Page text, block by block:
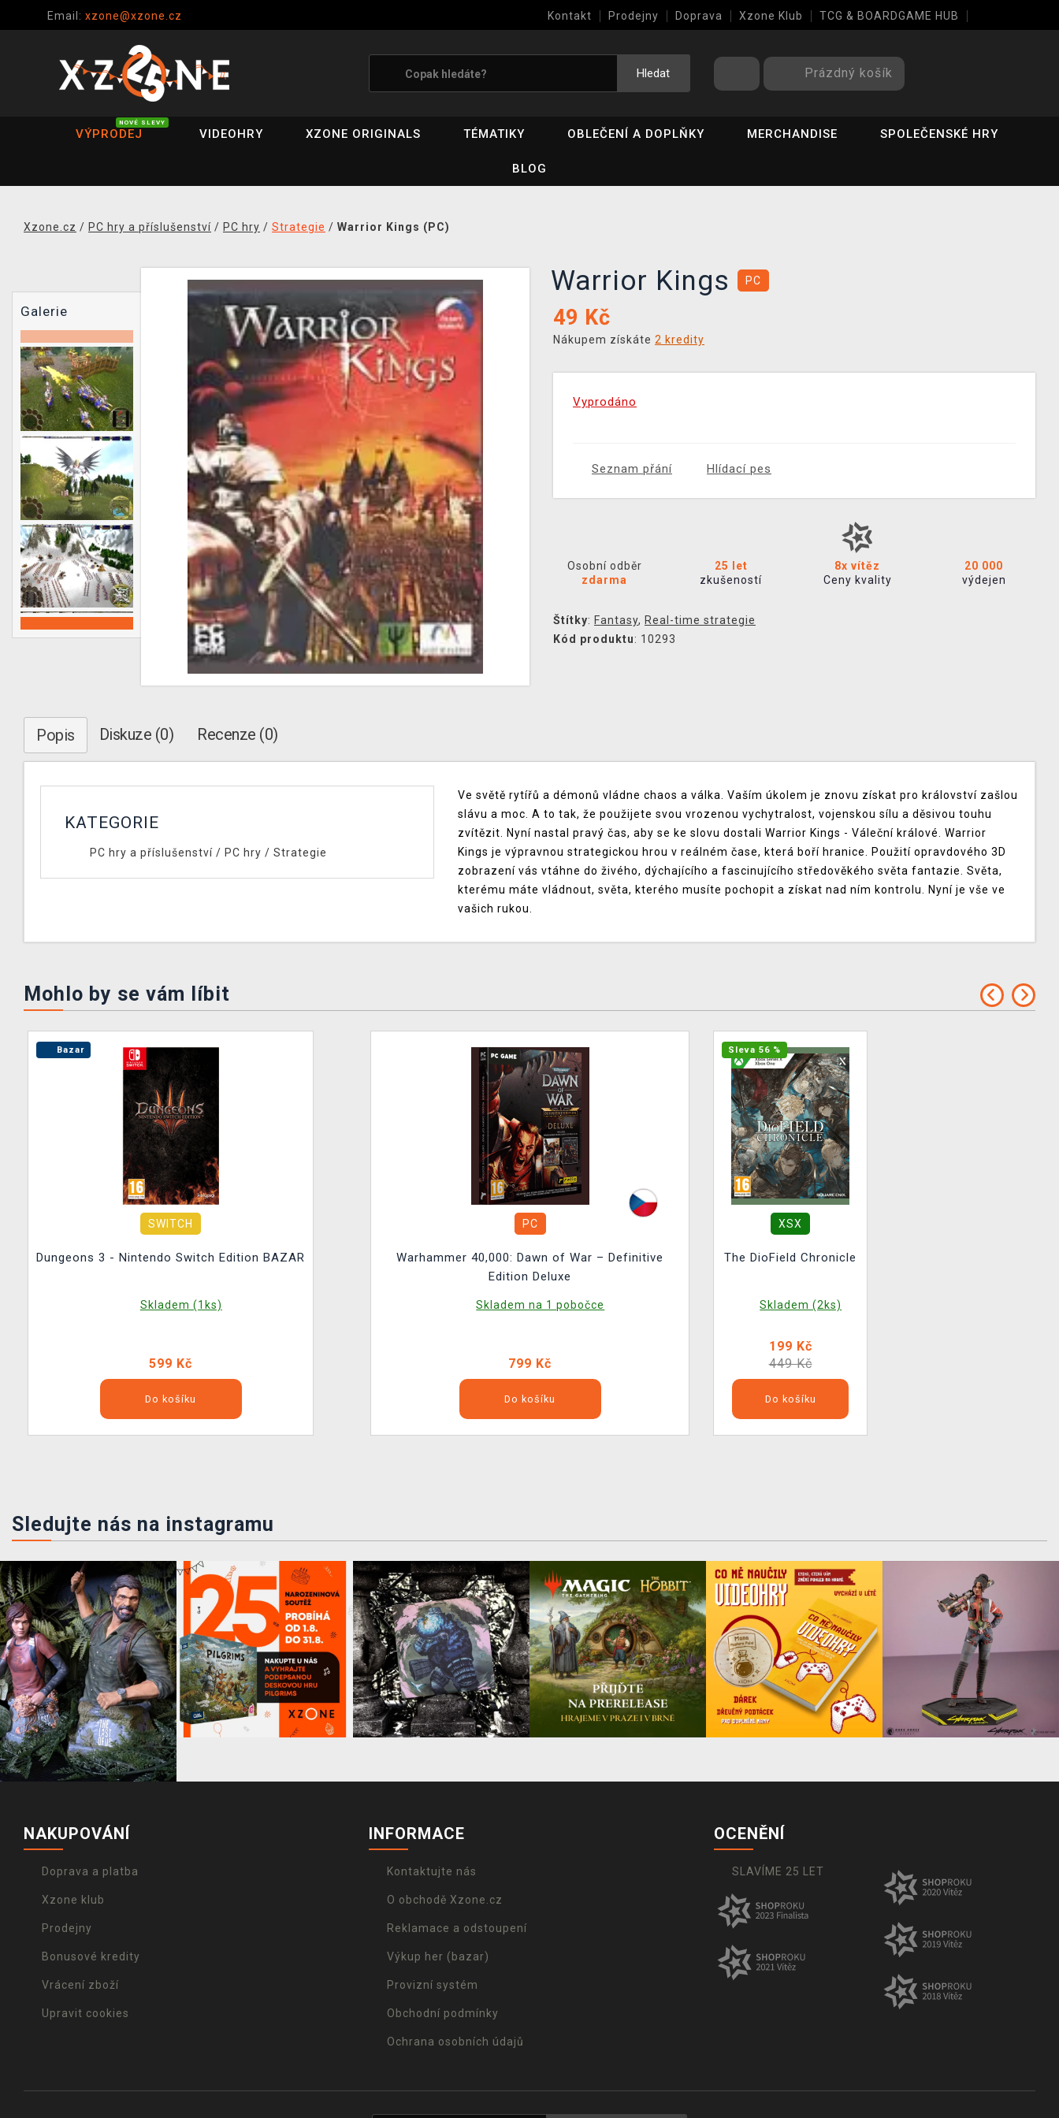
Email: xzone@xzone.cz Kontakt Prodejny Doprava Xzone Klub TCG & BOARDGAME HUB
Hledat Prázdný košík
VÝPRODEJ
NOVÉ SLEVY
VIDEOHRY XZONE ORIGINALS TÉMATIKY OBLEČENÍ A DOPLŇKY MERCHANDISE SPOLEČENSKÉ HRY
BLOG
Xzone.cz / PC hry a příslušenství / PC hry / Strategie / Warrior Kings (PC)
Galerie
Warrior Kings PC
49 Kč
Nákupem získáte 2 kredity
Vyprodáno
Seznam přání Hlídací pes
Osobní odběr
zdarma
25 let
zkušeností
8x vítěz
Ceny kvality
20 000
výdejen
Štítky: Fantasy, Real-time strategie
Kód produktu: 10293
Popis Diskuze (0) Recenze (0)
KATEGORIE
PC hry a příslušenství/ PC hry / Strategie
Ve světě rytířů a démonů vládne chaos a válka. Vaším úkolem je znovu získat pro království zašlou
slávu a moc. A to tak, že použijete svou vrozenou vychytralost, vojenskou sílu a děsivou touhu
zvítězit. Nyní nastal pravý čas, aby se ke slovu dostali Warrior Kings - Váleční králové. Warrior
Kings je výpravnou strategickou hrou v reálném čase, která boří hranice. Použití opravdového 3D
zobrazení vás vtáhne do živého, dýchajícího a fascinujícího středověkého světa fantazie. Světa,
kterému máte vládnout, světa, kterého musíte pochopit a získat nad ním kontrolu. Nyní je vše ve
vašich rukou.
Mohlo by se vám líbit
Bazar
SWITCH
Dungeons 3 - Nintendo Switch Edition BAZAR
Skladem (1ks)
599 Kč
Do košíku
PC
Warhammer 40,000: Dawn of War – Definitive
Edition Deluxe
Skladem na 1 pobočce
799 Kč
Do košíku
Sleva 56 %
XSX
The DioField Chronicle
Skladem (2ks)
199 Kč
449 Kč
Do košíku
Sledujte nás na instagramu
NAKUPOVÁNÍ
Doprava a platba
Xzone klub
Prodejny
Bonusové kredity
Vrácení zboží
Upravit cookies
INFORMACE
Kontaktujte nás
O obchodě Xzone.cz
Reklamace a odstoupení
Výkup her (bazar)
Provizní systém
Obchodní podmínky
Ochrana osobních údajů
OCENĚNÍ
SLAVÍME 25 LET